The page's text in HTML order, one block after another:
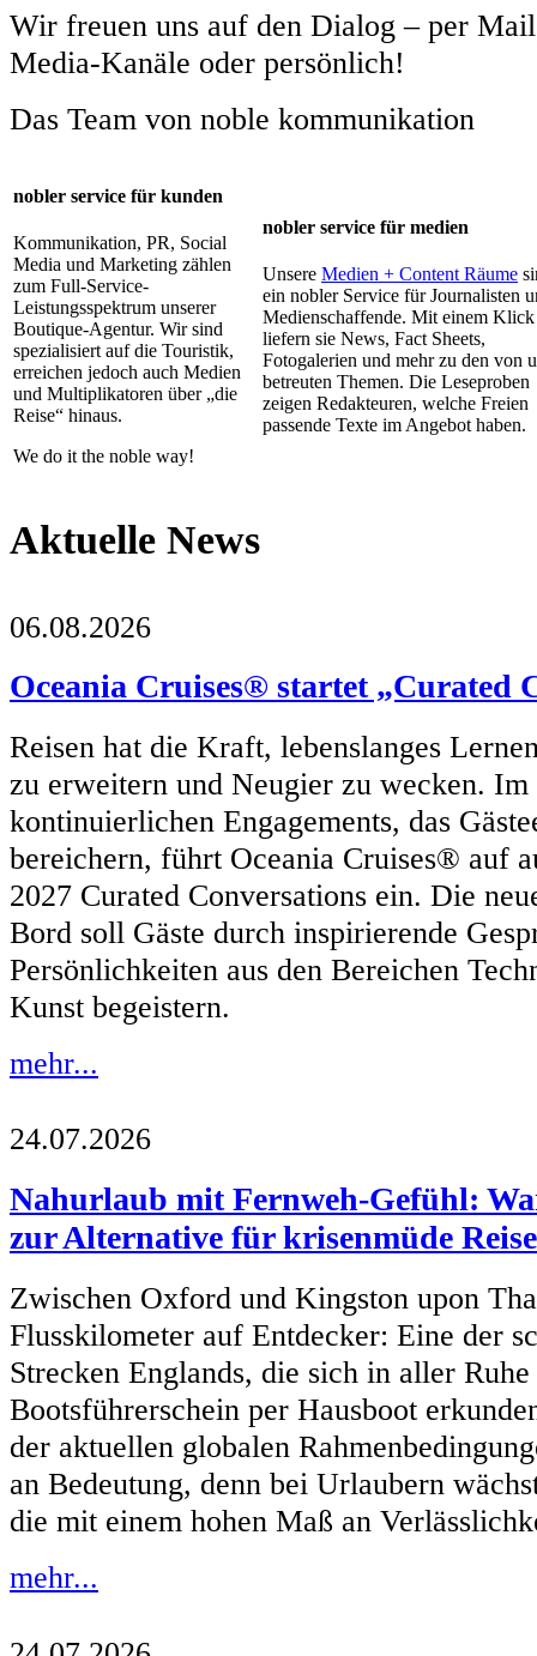
Wir freuen uns auf den Dialog – per
Media-Kanäle oder persönlich!
Das Team von noble kommunikation
nobler service für kunden
Kommunikation, PR, Social
Media und Marketing zählen
zum Full-Service-
Leistungsspektrum unserer
Boutique-Agentur. Wir sind
spezialisiert auf die Touristik,
erreichen jedoch auch Medien
und Multiplikatoren über „die
Reise“ hinaus.
We do it the noble way!
nobler service für medien
Unsere Medien + Content Räume
ein nobler Service für Journalisten
Medienschaffende. Mit einem Klick
liefern sie News, Fact Sheets,
Fotogalerien und mehr zu den von
betreuten Themen. Die Leseproben
zeigen Redakteuren, welche Freien
passende Texte im Angebot haben.
Aktuelle News
06.08.2026
Oceania Cruises® startet „Curated
Reisen hat die Kraft, lebenslanges
zu erweitern und Neugier zu wecken. Im
kontinuierlichen Engagements, das
bereichern, führt Oceania Cruises® auf
2027 Curated Conversations ein. Die
Bord soll Gäste durch inspirierende
Persönlichkeiten aus den Bereichen
Kunst begeistern.
mehr...
24.07.2026
Nahurlaub mit Fernweh-Gefühl:
zur Alternative für krisenmüde
Zwischen Oxford und Kingston upon
Flusskilometer auf Entdecker: Eine der
Strecken Englands, die sich in aller
Bootsführerschein per Hausboot
der aktuellen globalen
an Bedeutung, denn bei Urlaubern
die mit einem hohen Maß an
mehr...